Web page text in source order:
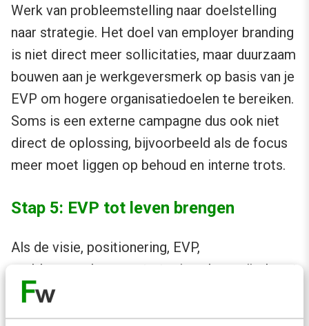
Werk van probleemstelling naar doelstelling
naar strategie. Het doel van employer branding
is niet direct meer sollicitaties, maar duurzaam
bouwen aan je werkgeversmerk op basis van je
EVP om hogere organisatiedoelen te bereiken.
Soms is een externe campagne dus ook niet
direct de oplossing, bijvoorbeeld als de focus
meer moet liggen op behoud en interne trots.
Stap 5: EVP tot leven brengen
Als de visie, positionering, EVP,
probleemanalyse en strategie scherp zijn, komt
de vraag: hoe breng je het employer brand tot
leven? Het gaat om het oproepen van de juiste